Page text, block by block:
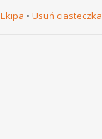
Ekipa • Usuń ciasteczka